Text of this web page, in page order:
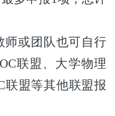
师或团队也可自行
联盟、大学物理
联盟等其他联盟报